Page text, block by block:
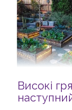
Високі